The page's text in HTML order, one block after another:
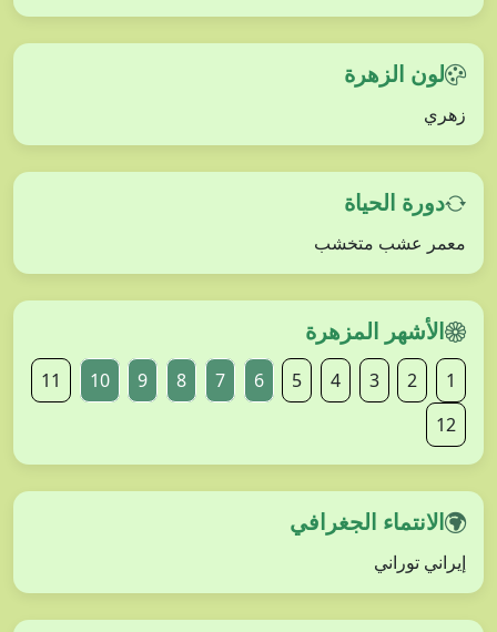
لون الزهرة
زهري
دورة الحياة
معمر عشب متخشب
الأشهر المزهرة
1
2
3
4
5
6
7
8
9
10
11
12
الانتماء الجغرافي
إيراني توراني